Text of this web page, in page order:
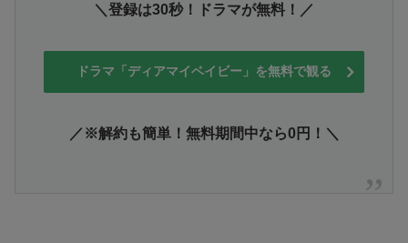
＼登録は30秒！ドラマが無料！／
ドラマ「ディアマイベイビー」を無料で観る
／※解約も簡単！無料期間中なら0円！＼